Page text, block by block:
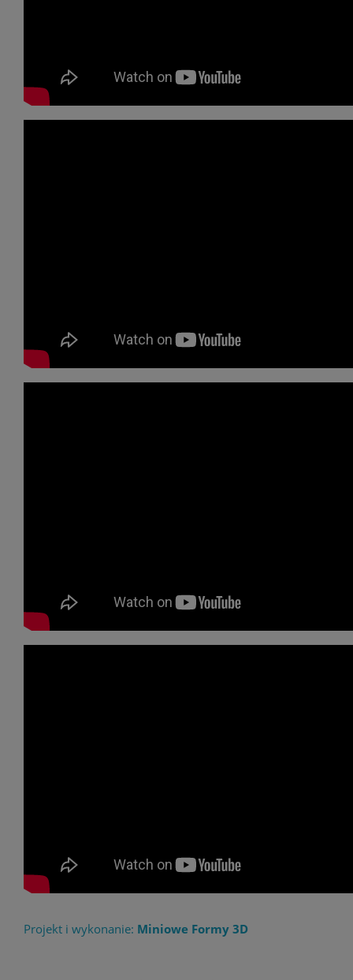
Projekt i wykonanie: Miniowe Formy 3D